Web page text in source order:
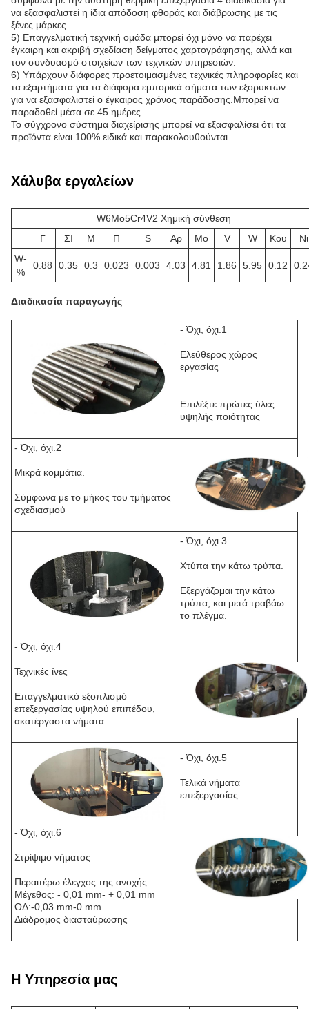
να εξασφαλιστεί η ίδια απόδοση φθοράς και διάβρωσης με τις
ξένες μάρκες.
5) Επαγγελματική τεχνική ομάδα μπορεί όχι μόνο να παρέχει
έγκαιρη και ακριβή σχεδίαση δείγματος χαρτογράφησης, αλλά και
τον συνδυασμό στοιχείων των τεχνικών υπηρεσιών.
6) Υπάρχουν διάφορες προετοιμασμένες τεχνικές πληροφορίες και
τα εξαρτήματα για τα διάφορα εμπορικά σήματα των εξορυκτών
για να εξασφαλιστεί ο έγκαιρος χρόνος παράδοσης.Μπορεί να
παραδοθεί μέσα σε 45 ημέρες..
Το σύγχρονο σύστημα διαχείρισης μπορεί να εξασφαλίσει ότι τα
προϊόντα είναι 100% ειδικά και παρακολουθούνται.
Χάλυβα εργαλείων
W6Mo5Cr4V2 Χημική σύνθεση
Γ
ΣΙ Μ Π S Αρ Μo V W Κου
Νι
W-
%
0.88 0.35 0.3 0.023 0.003 4.03 4.81 1.86 5.95 0.12
Διαδικασία παραγωγής
- Όχι, όχι.1
Ελεύθερος χώρος
εργασίας
Επιλέξτε πρώτες ύλες
υψηλής ποιότητας
- Όχι, όχι.2
Μικρά κομμάτια.
Σύμφωνα με το μήκος του τμήματος
σχεδιασμού
- Όχι, όχι.3
Χτύπα την κάτω τρύπα.
Εξεργάζομαι την κάτω
τρύπα, και μετά τραβάω
το πλέγμα.
- Όχι, όχι.4
Τεχνικές ίνες
Επαγγελματικό εξοπλισμό
επεξεργασίας υψηλού επιπέδου,
ακατέργαστα νήματα
- Όχι, όχι.5
Τελικά νήματα
επεξεργασίας
- Όχι, όχι.6
Στρίψιμο νήματος
Περαιτέρω έλεγχος της ανοχής
Μέγεθος: - 0,01 mm- + 0,01 mm
ΟΔ:-0,03 mm-0 mm
Διάδρομος διασταύρωσης
Η Υπηρεσία μας